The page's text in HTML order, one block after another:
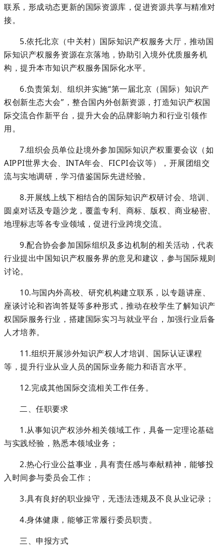
联系，形成动态更新的国际资源库，促进资源共享与精准对
接。
5.依托北京 （中关村）国际知识产权服务大厅，推动国
际知识产权服务资源在京落地，协助引入境外优质服务机
构，提升本市知识产权服务国际化水平。
6.负责策划、组织并实施“第一届北京（国际）知识产
权创新生态大会” ，整合国内外创新资源，打造知识产权国
际交流合作新平台，提升大会的品牌影响力和行业引领作
用。
7.组织会员单位赴境外参加国际知识产权重要会议（如
AIPPI世界大会、 INTA年会、FICPI会议等），开展团组交
流与实地调研，学习借鉴国际先进经验。
8.开展线上线下相结合的国际知识产权研讨会、培训、
圆桌对话及专题沙龙，覆盖专利、商标、版权、商业秘密、
地理标志等各专业领域，促进行业跨境交流。
9.配合协会参加国际组织及多边机制的相关活动，代表
行业提出中国知识产权服务界的意见和建议，参与国际规则
讨论。
10.与国内外高校、研究机构建立联系，以专题讲座、
座谈讨论和咨询答疑等多种形式，推动在校学生了解知识产
权国际服务行业，搭建国际实习与就业平台，加强行业后备
人才培养。
1 1.组织开展涉外知识产权人才培训、国际认证课程
等，提升行业从业人员的国际业务能力和语言水平。
12.完成其他国际交流相关工作任务。
二、任职要求
1.从事知识产权涉外相关领域工作，具备一定理论基础
与实践经验，熟悉本领域业务；
2.热心行业公益事业，具有责任感与奉献精神，能够投
入时间参与委员会工作；
3.具有良好的职业操守，无违法违规及不良从业记录；
4.身体健康，能够正常履行委员职责。
三、申报方式